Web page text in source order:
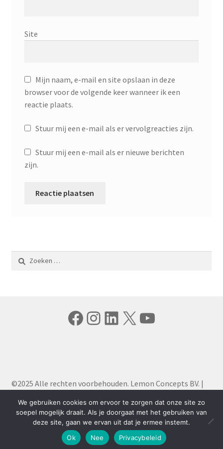
Site
Mijn naam, e-mail en site opslaan in deze
browser voor de volgende keer wanneer ik een
reactie plaats.
Stuur mij een e-mail als er vervolgreacties zijn.
Stuur mij een e-mail als er nieuwe berichten
zijn.
Zoeken
naar:
Facebook
Instagram
LinkedIn
X YouTube
©2025 Alle rechten voorbehouden. Lemon Concepts BV. |
We gebruiken cookies om ervoor te zorgen dat onze site zo
soepel mogelijk draait. Als je doorgaat met het gebruiken van
deze site, gaan we ervan uit dat je ermee instemt.
Ok
Nee Privacybeleid